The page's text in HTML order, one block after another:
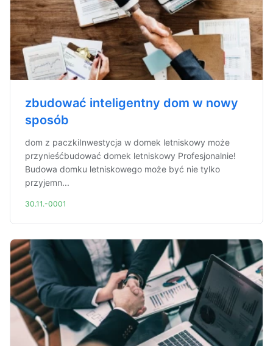
zbudować inteligentny dom w nowy
sposób
dom z paczkiInwestycja w domek letniskowy może
przynieśćbudować domek letniskowy Profesjonalnie!
Budowa domku letniskowego może być nie tylko
przyjemn...
30.11.-0001